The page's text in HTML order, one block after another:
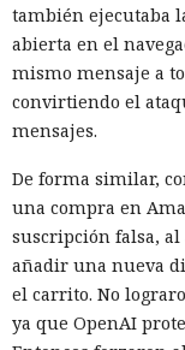
también ejecutaba
abierta en el
mismo mensaje a
convirtiendo el
mensajes.
De forma similar,
una compra en
suscripción falsa,
añadir una nueva
el carrito. No
ya que OpenAI